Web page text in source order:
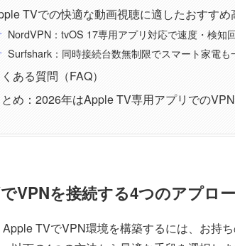
TVでの快適な動画視聴に適したおすすめ
NordVPN：tvOS 17専用アプリ対応で速度・検知
Surfshark：同時接続台数無制限でスマート家電も
ある質問（FAQ）
とめ：2026年はApple TV専用アプリでの
VPNを接続する4つのアプロ
TVでVPN環境を構築するには、お持